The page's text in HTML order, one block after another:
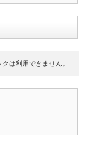
クは利用できません。